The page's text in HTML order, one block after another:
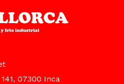
07300 Inca